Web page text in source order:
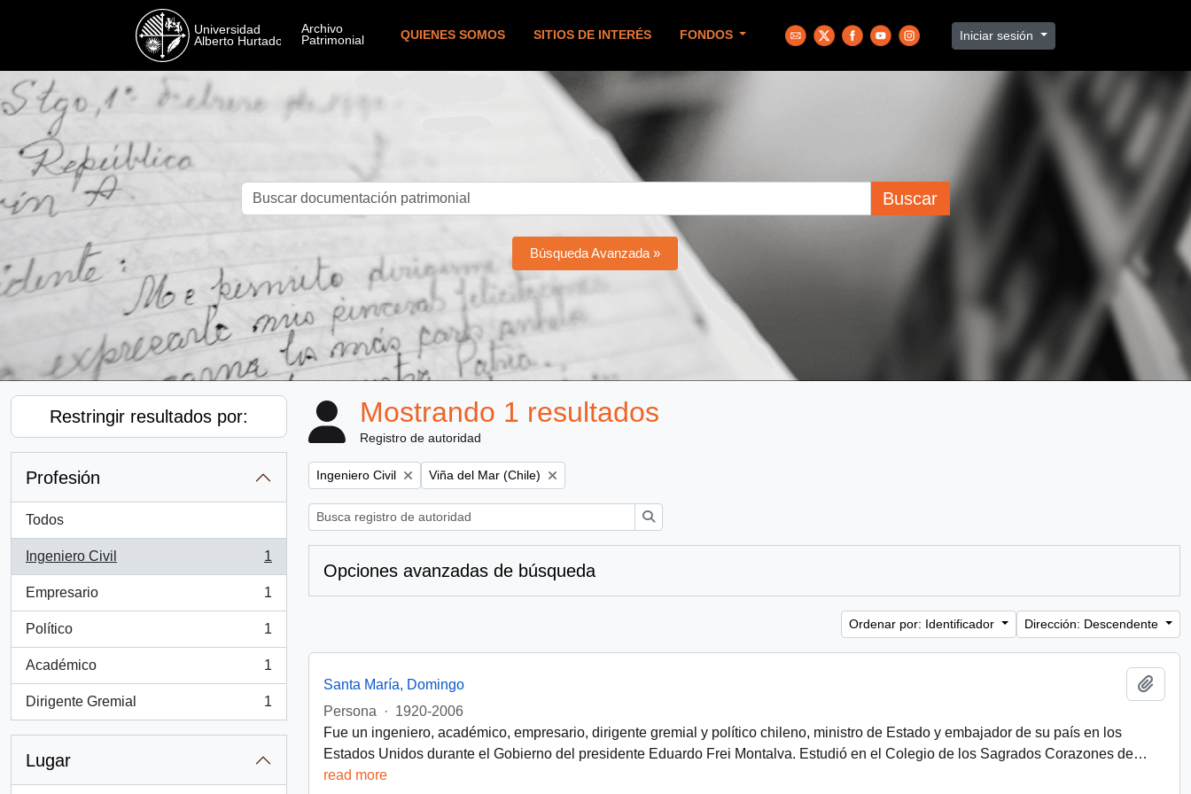
QUIENES SOMOS SITIOS DE INTERÉS FONDOS Iniciar sesión
Buscar
Búsqueda Avanzada »
Restringir resultados por:
Profesión
Todos
Ingeniero Civil
, 1 resultados
1
Empresario
, 1 resultados
1
Político
, 1 resultados
1
Académico
, 1 resultados
1
Dirigente Gremial
, 1 resultados
1
Lugar
Mostrando 1 resultados
Registro de autoridad
Remove filter:
Ingeniero Civil Remove filter:
Viña del Mar (Chile)
Opciones avanzadas de búsqueda
Ordenar por: Identificador Dirección: Descendente
Santa María, Domingo
Persona
· 1920-2006
Fue un ingeniero, académico, empresario, dirigente gremial y político chileno, ministro de Estado y embajador de su país en los
Estados Unidos durante el Gobierno del presidente Eduardo Frei Montalva. Estudió en el Colegio de los Sagrados Corazones de…
read more